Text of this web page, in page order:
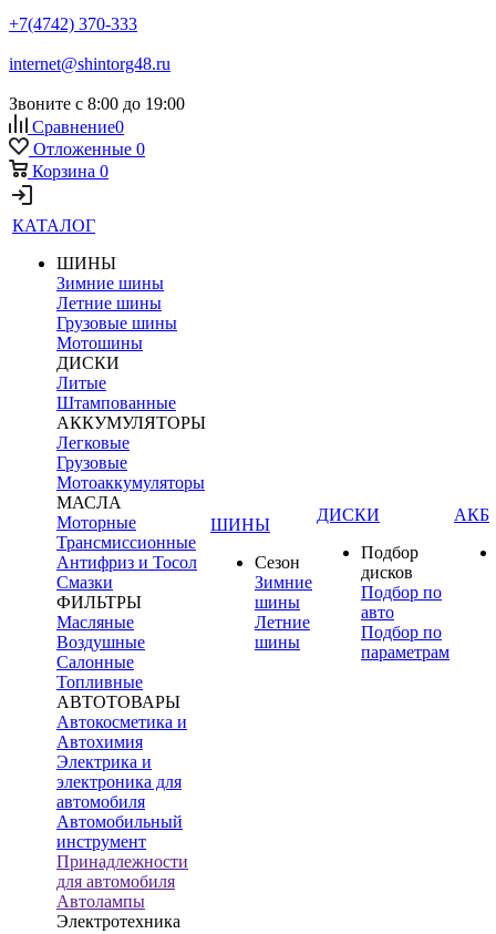
+7(4742) 370-333
internet@shintorg48.ru
Звоните с 8:00 до 19:00
Сравнение0
Отложенные 0
Корзина 0
КАТАЛОГ
ШИНЫ
Зимние шины
Летние шины
Грузовые шины
Мотошины
ДИСКИ
Литые
Штампованные
АККУМУЛЯТОРЫ
Легковые
Грузовые
Мотоаккумуляторы
МАСЛА
Моторные
Трансмиссионные
Антифриз и Тосол
Смазки
ФИЛЬТРЫ
Масляные
Воздушные
Салонные
Топливные
АВТОТОВАРЫ
Автокосметика и
Автохимия
Электрика и
электроника для
автомобиля
Автомобильный
инструмент
Принадлежности
для автомобиля
Автолампы
Электротехника
ШИНЫ
Сезон
Зимние
шины
Летние
шины
ДИСКИ
Подбор
дисков
Подбор по
авто
Подбор по
параметрам
АКБ